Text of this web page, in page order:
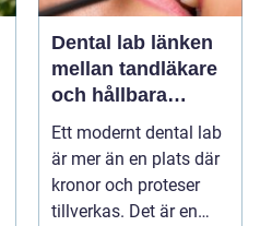
Dental lab länken
mellan tandläkare
och hållbara
leenden
Ett modernt dental lab
är mer än en plats där
kronor och proteser
tillverkas. Det är en